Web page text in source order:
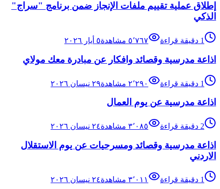
إطلاق عملية تقييم ملفات الإنجاز ضمن برنامج "سراج"
الذكي
1 دقيقة قراءة ٥٬٧٦٧ مشاهدة٥ أيار ٢٠٢٦
اذاعة مدرسية وقصائد وافكار عن مبادرة معك مولاي
1 دقيقة قراءة ٢٬٢٩٠ مشاهدة٢٩ نيسان ٢٠٢٦
اذاعة مدرسية عن يوم العمال
2 دقيقة قراءة ٣٬٠٨٥ مشاهدة٢٤ نيسان ٢٠٢٦
اذاعة مدرسية وقصائد ومسرحيات عن يوم الاستقلال
الاردني
1 دقيقة قراءة ٣٬٠١١ مشاهدة٢٤ نيسان ٢٠٢٦